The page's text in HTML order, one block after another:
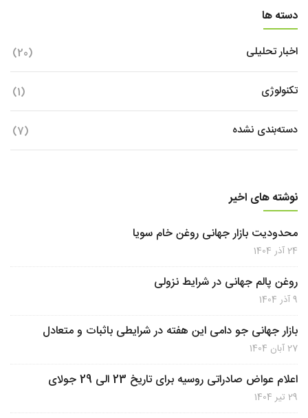
دسته ها
اخبار تحلیلی (20)
تکنولوژی (1)
دسته‌بندی نشده (7)
نوشته های اخیر
محدودیت بازار جهانی روغن خام سویا
24 آذر 1404
روغن پالم جهانی در شرایط نزولی
9 آذر 1404
بازار جهانی جو دامی این هفته در شرایطی باثبات و متعادل
27 آبان 1404
اعلام عواض صادراتی روسیه برای تاریخ 23 الی 29 جولای
29 تیر 1404